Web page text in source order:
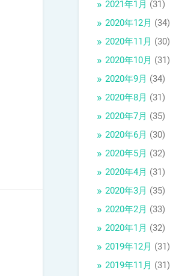
2021年1月 (31)
2020年12月 (34)
2020年11月 (30)
2020年10月 (31)
2020年9月 (34)
2020年8月 (31)
2020年7月 (35)
2020年6月 (30)
2020年5月 (32)
2020年4月 (31)
2020年3月 (35)
2020年2月 (33)
2020年1月 (32)
2019年12月 (31)
2019年11月 (31)